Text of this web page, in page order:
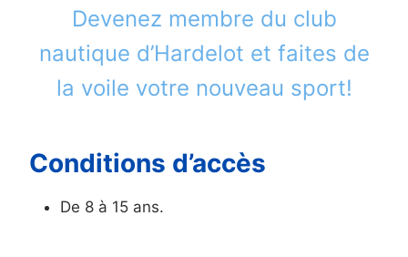
Devenez membre du club
nautique d’Hardelot et faites de
la voile votre nouveau sport!
Conditions d’accès
De 8 à 15 ans.